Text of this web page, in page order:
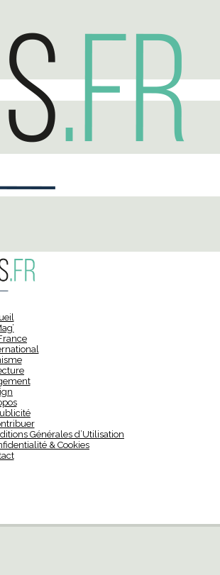
Générales d’Utilisation
& Cookies